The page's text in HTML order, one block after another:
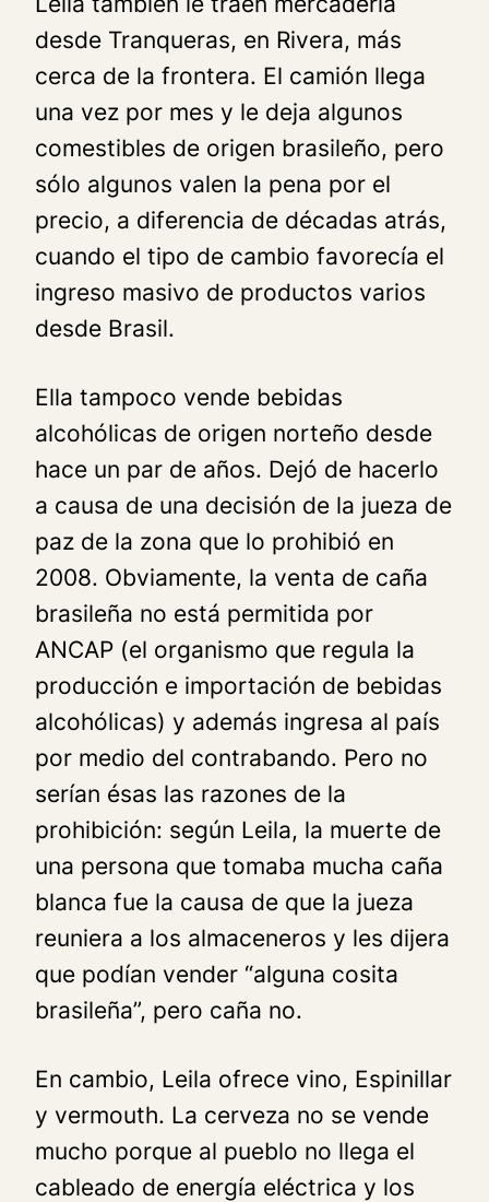
desde Tranqueras, en Rivera, más
cerca de la frontera. El camión llega
una vez por mes y le deja algunos
comestibles de origen brasileño, pero
sólo algunos valen la pena por el
precio, a diferencia de décadas atrás,
cuando el tipo de cambio favorecía el
ingreso masivo de productos varios
desde Brasil.
Ella tampoco vende bebidas
alcohólicas de origen norteño desde
hace un par de años. Dejó de hacerlo
a causa de una decisión de la jueza de
paz de la zona que lo prohibió en
2008. Obviamente, la venta de caña
brasileña no está permitida por
ANCAP (el organismo que regula la
producción e importación de bebidas
alcohólicas) y además ingresa al país
por medio del contrabando. Pero no
serían ésas las razones de la
prohibición: según Leila, la muerte de
una persona que tomaba mucha caña
blanca fue la causa de que la jueza
reuniera a los almaceneros y les dijera
que podían vender “alguna cosita
brasileña”, pero caña no.
En cambio, Leila ofrece vino, Espinillar
y vermouth. La cerveza no se vende
mucho porque al pueblo no llega el
cableado de energía eléctrica y los